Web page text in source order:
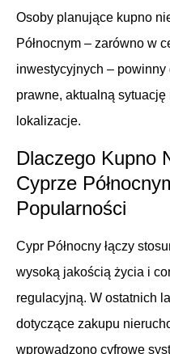
Osoby planujące kupno
Północnym – zarówno w
inwestycyjnych – powinny
prawne, aktualną
lokalizacje.
Dlaczego Kupno
Cyprze
Popularności
Cypr Północny łączy
wysoką jakością życia i
regulacyjną. W ostatnich
dotyczące zakupu
wprowadzono cyfrowe